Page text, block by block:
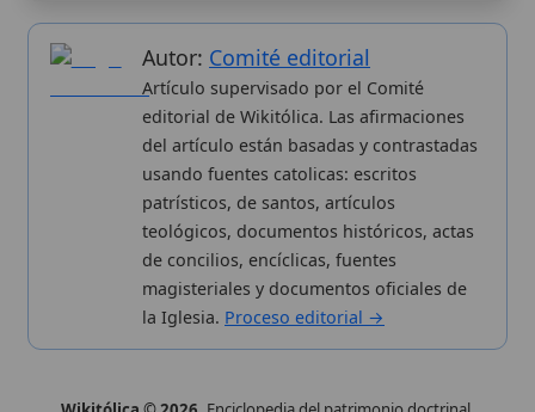
Wikitólica © 2026 . Enciclopedia del patrimonio doctrinal,
histórico y litúrgico de la Iglesia Católica. Parte de la red formativa
Curso Católico,Buscador CatólicoyCustodio Animae. Con
analíticas anónimas. LicenciaCC BY-SA(texto). Editado en
Valencia, España.ISSN: 3101-7339. Bajo el patrocinio de San
Carlo Acutis.
Sobre nosotros
Proceso editorial
Publicación seriada
Datos abiertos
Aviso legal
Política de privacidad
Categorias
Más visitados
Nuevas entradas
Cambios recientes
Aplicaciones
Kit de Prensa
Widgets para tu web
✦ SÍGUENOS EN
Únete · publicación regular